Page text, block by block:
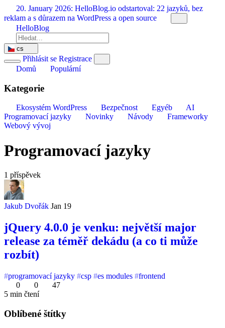
Přeskočit
na
obsah
20. January 2026: HelloBlog.io odstartoval: 22 jazyků, bez
reklam a s důrazem na WordPress a open source
HelloBlog
cs
Přihlásit se Registrace
Domů
Populární
Kategorie
Ekosystém WordPress Bezpečnost Egyéb
AI
Programovací jazyky
Novinky Návody
Frameworky
Webový vývoj
Programovací jazyky
1 příspěvek
Jakub Dvořák Jan 19
jQuery 4.0.0 je venku: největší major
release za téměř dekádu (a co ti může
rozbít)
programovací jazyky csp es modules
frontend
0
0
47
5 min čtení
Oblíbené štítky